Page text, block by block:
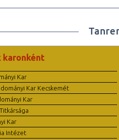
karonként
Kar
Kar Kecskemét
Kar
Kar
Intézet